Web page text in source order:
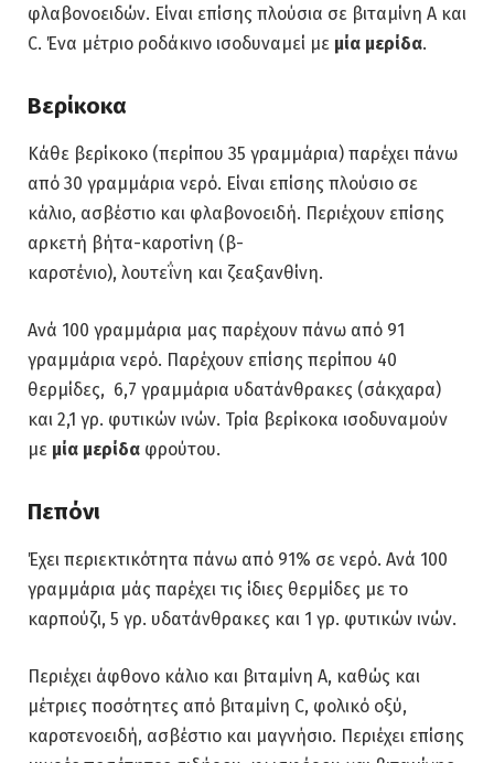
φλαβονοειδών. Είναι επίσης πλούσια σε βιταμίνη Α και
C. Ένα μέτριο ροδάκινο ισοδυναμεί με μία μερίδα.
Βερίκοκα
Κάθε βερίκοκο (περίπου 35 γραμμάρια) παρέχει πάνω
από 30 γραμμάρια νερό. Είναι επίσης πλούσιο σε
κάλιο, ασβέστιο και φλαβονοειδή. Περιέχουν επίσης
αρκετή βήτα-καροτίνη (β-
καροτένιο), λουτεΐνη και ζεαξανθίνη.
Ανά 100 γραμμάρια μας παρέχουν πάνω από 91
γραμμάρια νερό. Παρέχουν επίσης περίπου 40
θερμίδες, 6,7 γραμμάρια υδατάνθρακες (σάκχαρα)
και 2,1 γρ. φυτικών ινών. Τρία βερίκοκα ισοδυναμούν
με μία μερίδα φρούτου.
Πεπόνι
Έχει περιεκτικότητα πάνω από 91% σε νερό. Ανά 100
γραμμάρια μάς παρέχει τις ίδιες θερμίδες με το
καρπούζι, 5 γρ. υδατάνθρακες και 1 γρ. φυτικών ινών.
Περιέχει άφθονο κάλιο και βιταμίνη Α, καθώς και
μέτριες ποσότητες από βιταμίνη C, φολικό οξύ,
καροτενοειδή, ασβέστιο και μαγνήσιο. Περιέχει επίσης